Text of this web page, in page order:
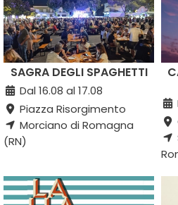
SAGRA DEGLI SPAGHETTI
Dal 16.08 al 17.08
Piazza Risorgimento
Morciano di Romagna
(RN)